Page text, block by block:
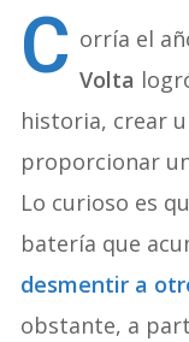
C orría el
Volta
historia, crear
proporcionar
Lo curioso es
batería que
desmentir a
obstante, a